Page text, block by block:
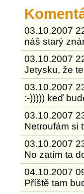
03.10.2007
náš starý
03.10.2007
Jetysku, že
03.10.2007
:-))))) keď
03.10.2007
Netroufám si
03.10.2007
No zatím ta
04.10.2007
Příště tam